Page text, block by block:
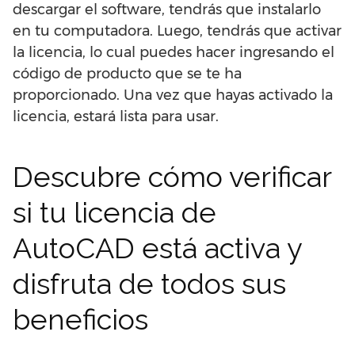
descargar el software, tendrás que instalarlo
en tu computadora. Luego, tendrás que activar
la licencia, lo cual puedes hacer ingresando el
código de producto que se te ha
proporcionado. Una vez que hayas activado la
licencia, estará lista para usar.
Descubre cómo verificar
si tu licencia de
AutoCAD está activa y
disfruta de todos sus
beneficios